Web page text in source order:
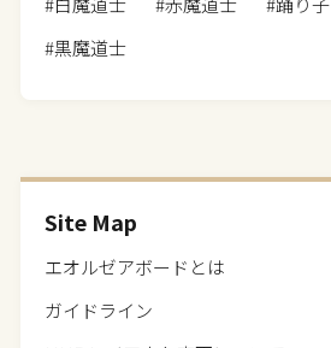
#黒魔道士
Site Map
エオルゼアボードとは
ガイドライン